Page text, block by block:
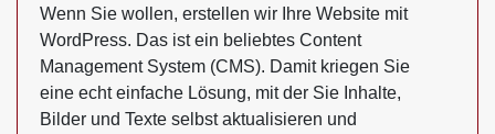
Wenn Sie wollen, erstellen wir Ihre Website mit
WordPress. Das ist ein beliebtes Content
Management System (CMS). Damit kriegen Sie
eine echt einfache Lösung, mit der Sie Inhalte,
Bilder und Texte selbst aktualisieren und